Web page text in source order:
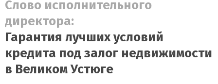
Слово исполнительного
директора:
Гарантия лучших условий
кредита под залог недвижимости
в Великом Устюге